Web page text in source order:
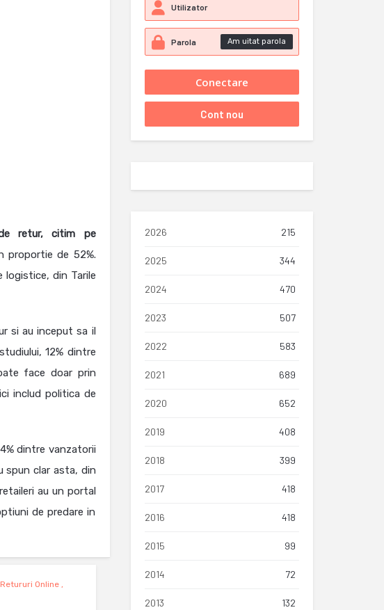
retur, citim pe
proportie de 52%.
logistice, din Tarile
si au inceput sa il
12% dintre
face doar prin
includ politica de
dintre vanzatorii
spun clar asta, din
au un portal
de predare in
Retururi Online ,
Am uitat parola
2026 215
2025 344
2024 470
2023 507
2022 583
2021 689
2020 652
2019 408
2018 399
2017 418
2016 418
2015 99
2014 72
2013 132